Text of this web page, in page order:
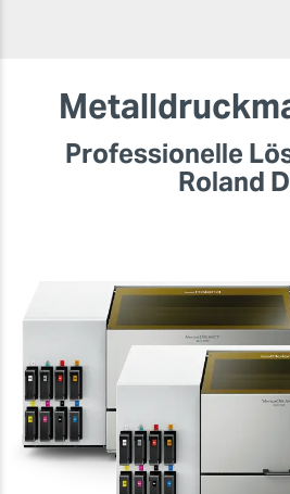
Professionelle
Roland